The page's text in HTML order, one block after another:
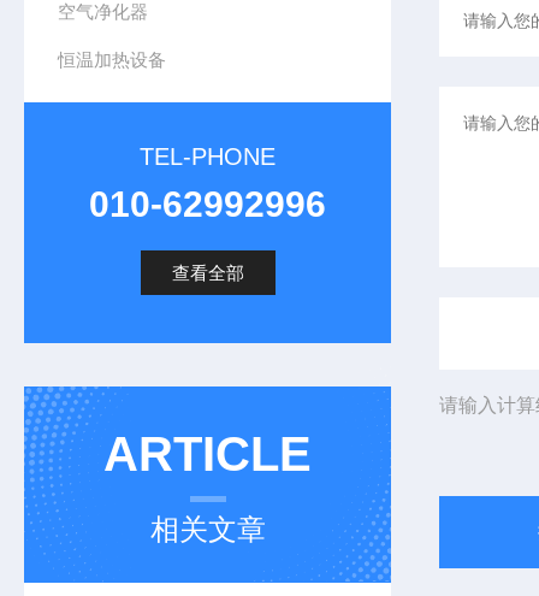
空气净化器
恒温加热设备
TEL-PHONE
010-62992996
查看全部
ARTICLE
相关文章
请输入计